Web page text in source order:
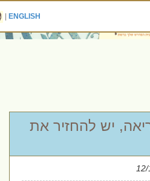
ENGLISH
|
יש להחזיר את